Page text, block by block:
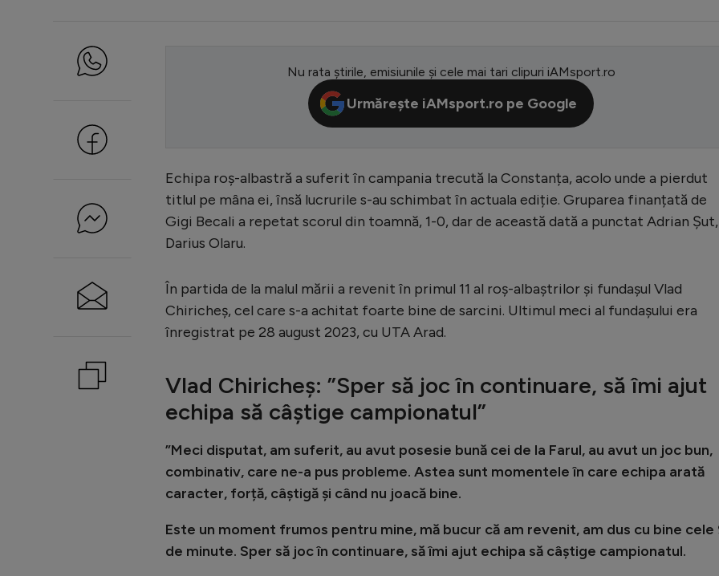
Nu rata știrile, emisiunile și cele mai tari clipuri iAMsport.ro
Urmărește iAMsport.ro pe Google
Echipa roș-albastră a suferit în campania trecută la Constanța, acolo unde a pierdut
titlul pe mâna ei, însă lucrurile s-au schimbat în actuala ediție. Gruparea finanțată de
Gigi Becali a repetat scorul din toamnă, 1-0, dar de această dată a punctat Adrian
Darius Olaru.
În partida de la malul mării a revenit în primul 11 al roș-albaștrilor și fundașul Vlad
Chiricheș, cel care s-a achitat foarte bine de sarcini. Ultimul meci al fundașului era
înregistrat pe 28 august 2023, cu UTA Arad.
Vlad Chiricheș: ”Sper să joc în continuare, să îmi ajut
echipa să câștige campionatul”
”Meci disputat, am suferit, au avut posesie bună cei de la Farul, au avut un joc bun,
combinativ, care ne-a pus probleme. Astea sunt momentele în care echipa arată
caracter, forță, câștigă și când nu joacă bine.
Este un moment frumos pentru mine, mă bucur că am revenit, am dus cu bine cele
de minute. Sper să joc în continuare, să îmi ajut echipa să câștige campionatul.